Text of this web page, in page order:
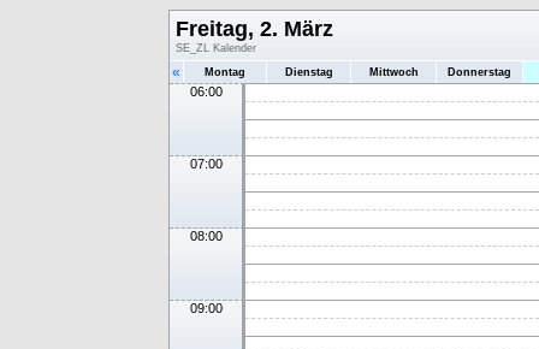
Freitag, 2. März
SE_ZL Kalender
« Montag Dienstag Mittwoch Donnerstag
06:00
07:00
08:00
09:00